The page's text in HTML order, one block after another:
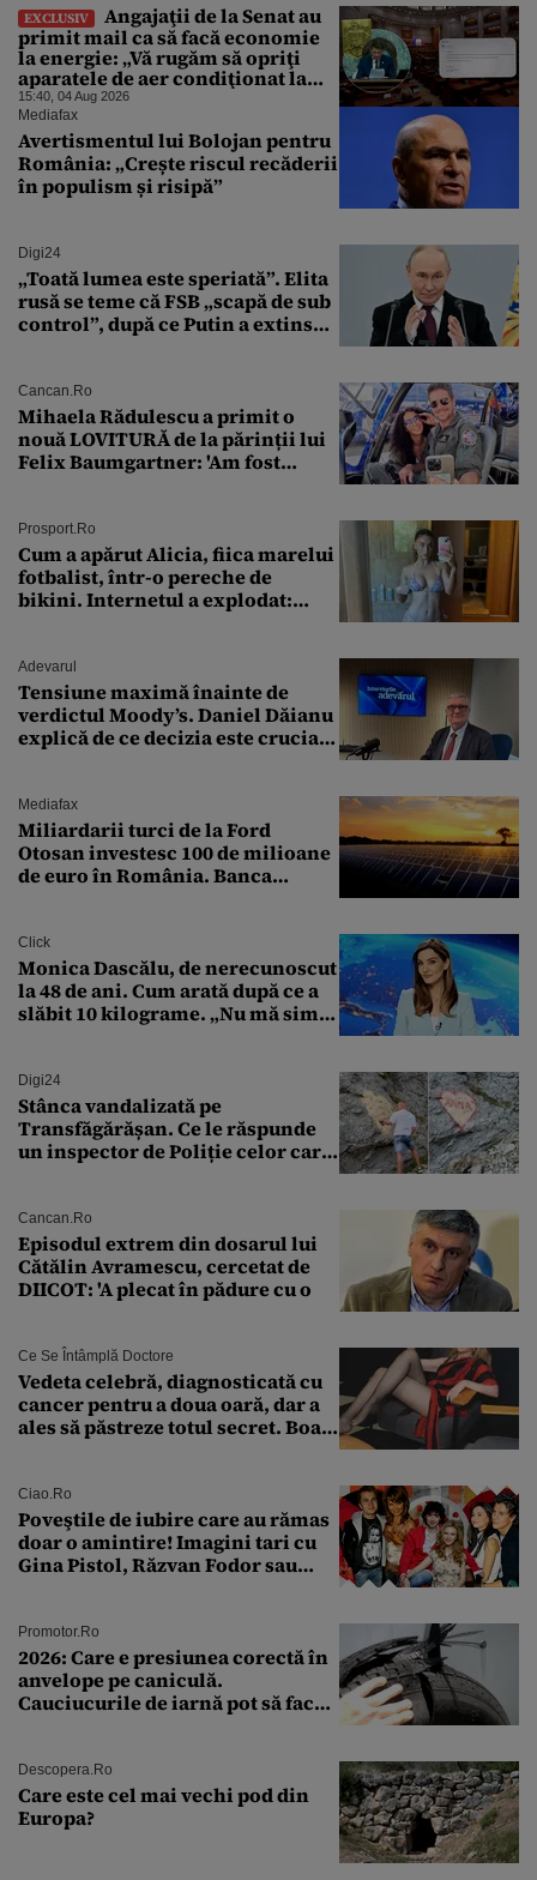
EXCLUSIV
Angajaţii de la Senat au
primit mail ca să facă economie
la energie: „Vă rugăm să opriţi
aparatele de aer condiţionat la
sfârşitul programului”
15:40, 04 Aug 2026
Mediafax
Avertismentul lui Bolojan pentru
România: „Crește riscul recăderii
în populism și risipă”
Digi24
„Toată lumea este speriată”. Elita
rusă se teme că FSB „scapă de sub
control”, după ce Putin a extins
Cancan.ro
Mihaela Rădulescu a primit o
nouă LOVITURĂ de la părinții lui
Felix Baumgartner: 'Am fost
Prosport.ro
Cum a apărut Alicia, fiica marelui
fotbalist, într-o pereche de
bikini. Internetul a explodat:
Adevarul
Tensiune maximă înainte de
verdictul Moody’s. Daniel Dăianu
explică de ce decizia este crucială
Mediafax
Miliardarii turci de la Ford
Otosan investesc 100 de milioane
de euro în România. Banca
Click
Monica Dascălu, de nerecunoscut
la 48 de ani. Cum arată după ce a
slăbit 10 kilograme. „Nu mă simt
Digi24
Stânca vandalizată pe
Transfăgărășan. Ce le răspunde
un inspector de Poliție celor care
Cancan.ro
Episodul extrem din dosarul lui
Cătălin Avramescu, cercetat de
DIICOT: 'A plecat în pădure cu o
Ce Se Întâmplă Doctore
Vedeta celebră, diagnosticată cu
cancer pentru a doua oară, dar a
ales să păstreze totul secret. Boala
Ciao.ro
Poveştile de iubire care au rămas
doar o amintire! Imagini tari cu
Gina Pistol, Răzvan Fodor sau
Promotor.ro
2026: Care e presiunea corectă în
anvelope pe caniculă.
Cauciucurile de iarnă pot să facă
Descopera.ro
Care este cel mai vechi pod din
Europa?